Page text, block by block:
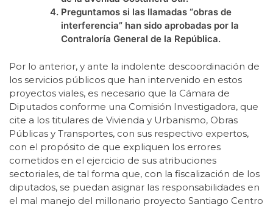
Preguntamos si las llamadas “obras de
interferencia” han sido aprobadas por la
Contraloría General de la República.
Por lo anterior, y ante la indolente descoordinación de
los servicios públicos que han intervenido en estos
proyectos viales, es necesario que la Cámara de
Diputados conforme una Comisión Investigadora, que
cite a los titulares de Vivienda y Urbanismo, Obras
Públicas y Transportes, con sus respectivo expertos,
con el propósito de que expliquen los errores
cometidos en el ejercicio de sus atribuciones
sectoriales, de tal forma que, con la fiscalización de los
diputados, se puedan asignar las responsabilidades en
el mal manejo del millonario proyecto Santiago Centro